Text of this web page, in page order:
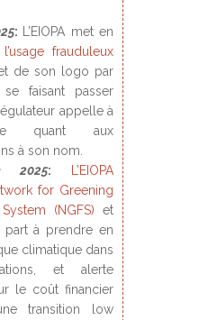
:
L’EIOPA met en
l’usage frauduleux
de son logo par
faisant passer
appelle à
quant aux
à son nom.
2025:
L’EIOPA
for Greening
(NGFS) et
part à prendre en
climatique dans
et alerte
le coût financier
transition low